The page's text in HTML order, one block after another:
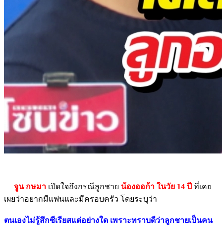
จูน กษมา เปิดใจถึงกรณีลูกชาย น้องออก้า ในวัย 14 ปี ที่เคย
เผยว่าอยากมีแฟนและมีครอบครัว โดยระบุว่า
ตนเองไม่รู้สึกซีเรียสแต่อย่างใด เพราะทราบดีว่าลูกชายเป็นคน